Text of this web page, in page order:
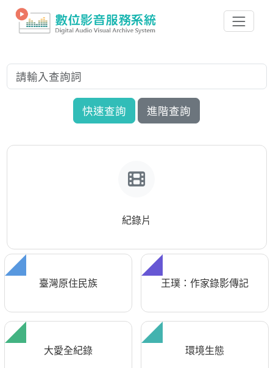
快速查詢 進階查詢
紀錄片
臺灣原住民族 王璞：作家錄影傳記
大愛全紀錄 環境生態